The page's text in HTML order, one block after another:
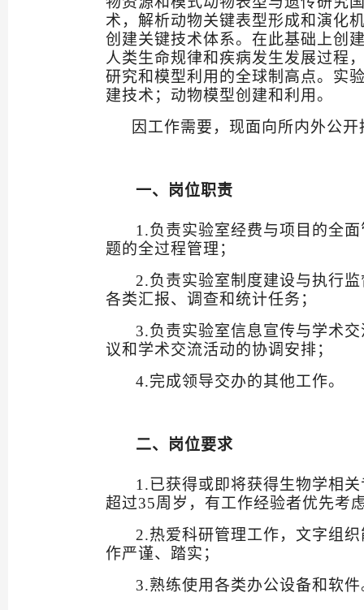
术，解析动物关键表型形成和演化
创建关键技术体系。在此基础上创
人类生命规律和疾病发生发展过程
研究和模型利用的全球制高点。实
建技术；动物模型创建和利用。
因工作需要，现面向所内外公
一、岗位职责
1.负责实验室经费与项目的全
题的全过程管理；
2.负责实验室制度建设与执行
各类汇报、调查和统计任务；
3.负责实验室信息宣传与学术
议和学术交流活动的协调安排；
4.完成领导交办的其他工作。
二、岗位要求
1 .已获得或即将获得生物学相
超过35周岁，有工作经验者优先考
2.热爱科研管理工作，文字组
作严谨、踏实 ；
3.熟练使用各类办公设备和软件